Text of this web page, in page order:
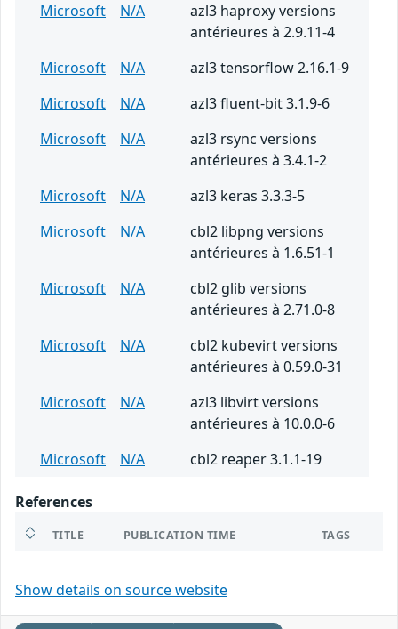
Microsoft
N/A
azl3 haproxy versions
antérieures à 2.9.11-4
Microsoft
N/A
azl3 tensorflow 2.16.1-9
Microsoft
N/A
azl3 fluent-bit 3.1.9-6
Microsoft
N/A
azl3 rsync versions
antérieures à 3.4.1-2
Microsoft
N/A
azl3 keras 3.3.3-5
Microsoft
N/A
cbl2 libpng versions
antérieures à 1.6.51-1
Microsoft
N/A
cbl2 glib versions
antérieures à 2.71.0-8
Microsoft
N/A
cbl2 kubevirt versions
antérieures à 0.59.0-31
Microsoft
N/A
azl3 libvirt versions
antérieures à 10.0.0-6
Microsoft
N/A cbl2 reaper 3.1.1-19
References
TITLE PUBLICATION TIME TAGS
Show details on source website